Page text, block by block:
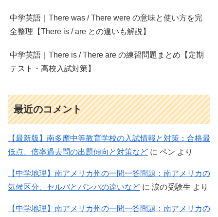
中学英語｜There was / There were の意味と使い方を完
全整理【There is / are との違いも解説】
中学英語｜There is / There are の練習問題まとめ【定期
テスト・高校入試対策】
最近のコメント
【最新版】南多摩中等教育学校の入試情報と対策：合格最
低点、倍率過去問の出題傾向と対策など に ペン より
【中学地理】南アメリカ州の一問一答問題：南アメリカの
気候区分、セルバとパンパの違いなど に 涙の受験生 より
【中学地理】南アメリカ州の一問一答問題：南アメリカの